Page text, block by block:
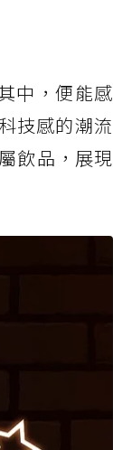
中，便能感
技感的潮流
飲品，展現